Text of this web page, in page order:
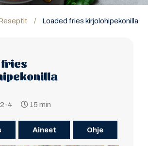
/ Loaded fries kirjolohipekonilla
fries
4 15 min
Aineet Ohje